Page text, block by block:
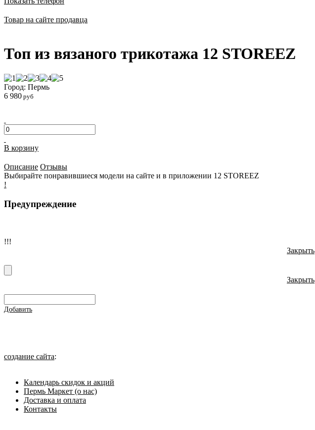
Товар на сайте продавца
Топ из вязаного трикотажа 12 STOREEZ
Город: Пермь
6 980 руб
В корзину
Описание Отзывы
Выбирайте понравившиеся модели на сайте и в приложении 12 STOREEZ
!
Предупреждение
!!!
Закрыть
Закрыть
Добавить
создание сайта:
Календарь скидок и акций
Пермь Маркет (о нас)
Доставка и оплата
Контакты